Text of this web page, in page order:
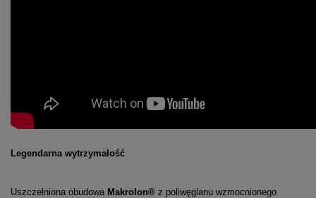
Legendarna wytrzymałość
Uszczelniona obudowa Makrolon® z poliwęglanu wzmocnionego